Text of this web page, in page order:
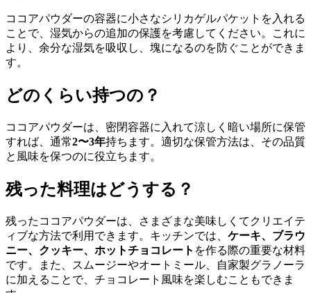
ココアパウダーの容器に小さなシリカゲルパケットを入れる
ことで、湿気からの追加の保護を考慮してください。これに
より、余分な湿気を吸収し、塊になるのを防ぐことができま
す。
どのくらい持つの？
ココアパウダーは、密閉容器に入れて涼しく暗い場所に保管
すれば、通常2〜3年持ちます。適切な保管方法は、その品質
と風味を保つのに役立ちます。
残った料理はどうする？
残ったココアパウダーは、さまざまな美味しくてクリエイテ
ィブな方法で利用できます。キッチンでは、 ケーキ、ブラウ
ニー、クッキー、ホットチョコレート を作る際の重要な材料
です。また、スムージーやオートミール、自家製グラノーラ
に加えることで、チョコレート風味を楽しむこともできま